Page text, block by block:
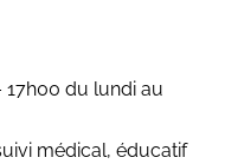
du lundi au
médical, éducatif